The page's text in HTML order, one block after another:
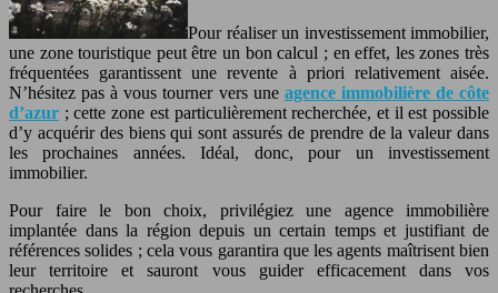
Pour réaliser un investissement immobilier,
une zone touristique peut être un bon calcul ; en effet, les zones très
fréquentées garantissent une revente à priori relativement aisée.
N’hésitez pas à vous tourner vers une agence immobilière de côte
d’azur ; cette zone est particulièrement recherchée, et il est possible
d’y acquérir des biens qui sont assurés de prendre de la valeur dans
les prochaines années. Idéal, donc, pour un investissement
immobilier.
Pour faire le bon choix, privilégiez une agence immobilière
implantée dans la région depuis un certain temps et justifiant de
références solides ; cela vous garantira que les agents maîtrisent bien
leur territoire et sauront vous guider efficacement dans vos